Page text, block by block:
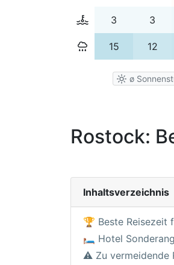
3 3
15 12
ø
Rostock:
Inhaltsverzeichnis
🏆 Beste Reisezeit
🛏️ Hotel
⚠️ Zu vermeidende